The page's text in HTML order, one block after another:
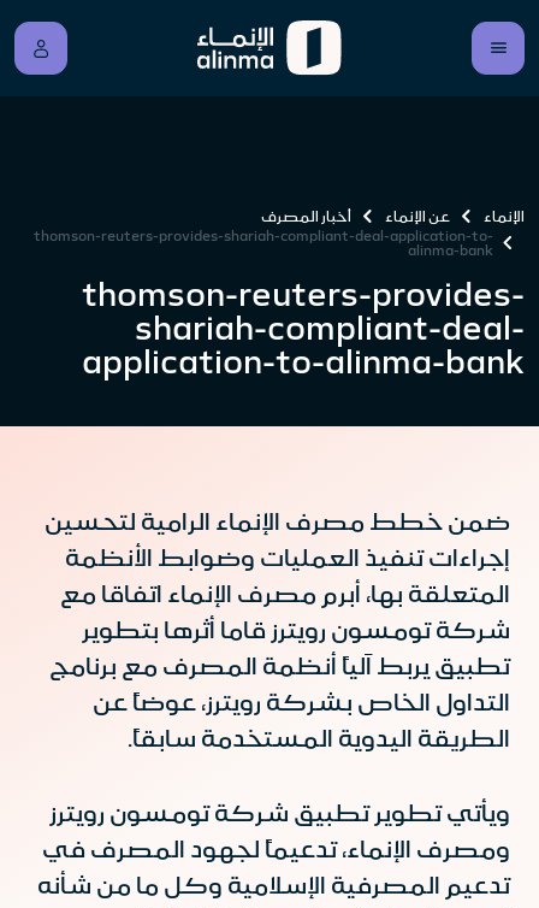
الإنماء عن الإنماء
أخبار المصرف
thomson-reuters-provides-shariah-compliant-deal-application-to-
alinma-bank
thomson-reuters-provides-
shariah-compliant-deal-
application-to-alinma-bank
ضمن خطط مصرف الإنماء الرامية لتحسين
إجراءات تنفيذ العمليات وضوابط الأنظمة
المتعلقة بها، أبرم مصرف الإنماء اتفاقا مع
شركة تومسون رويترز قاما أثرها بتطوير
تطبيق يربط آلياً أنظمة المصرف مع برنامج
التداول الخاص بشركة رويترز، عوضاً عن
الطريقة اليدوية المستخدمة سابقاً.
ويأتي تطوير تطبيق شركة تومسون رويترز
ومصرف الإنماء، تدعيماً لجهود المصرف في
تدعيم المصرفية الإسلامية وكل ما من شأنه